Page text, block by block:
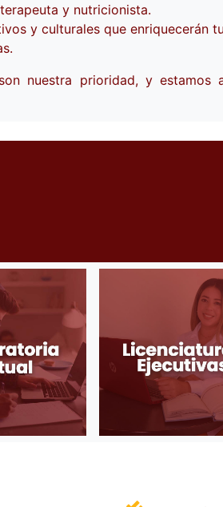
y nutricionista.
y culturales que enriquecerán
nuestra prioridad, y